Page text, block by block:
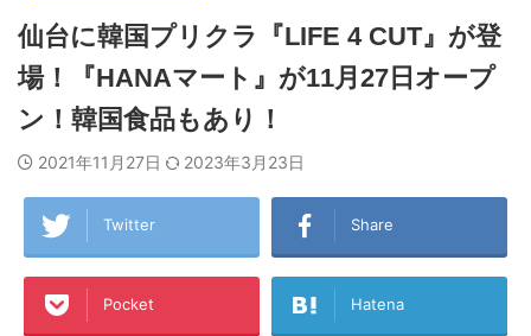
仙台に韓国プリクラ『LIFE 4 CUT』が登
場！『HANAマート』が11月27日オープ
ン！韓国食品もあり！
2021年11月27日 2023年3月23日
Twitter Share
Pocket Hatena